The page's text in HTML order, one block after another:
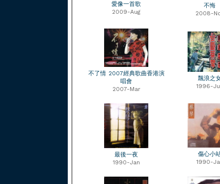
愛像一首歌
2009-Aug
不悔
2008-
不了情 2007經典歌曲香港演
唱會
2007-Mar
飄浪之
1996-
最後一夜
1990-Jan
傷心小
1990-